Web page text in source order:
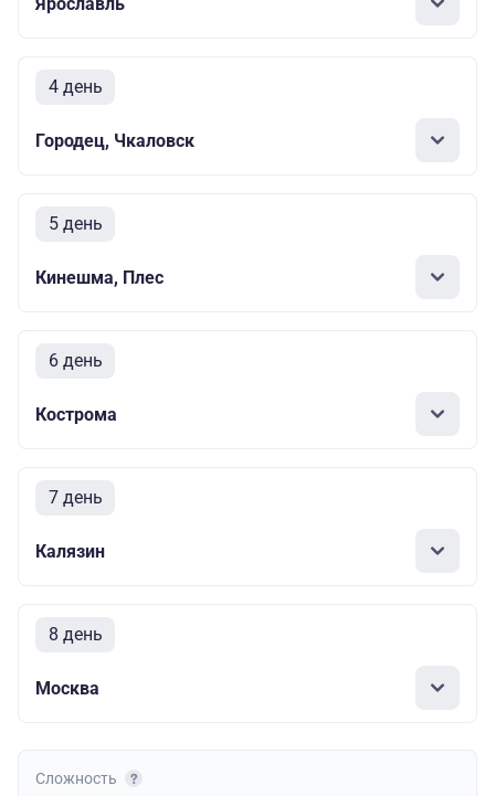
4 день
Городец, Чкаловск
5 день
Кинешма, Плес
6 день
Кострома
7 день
Калязин
8 день
Москва
Сложность